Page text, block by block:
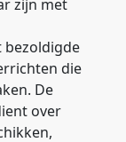
zijn met
bezoldigde
die
De
over